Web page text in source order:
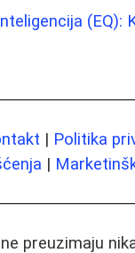
(EQ):
| Politika
|
preuzimaju